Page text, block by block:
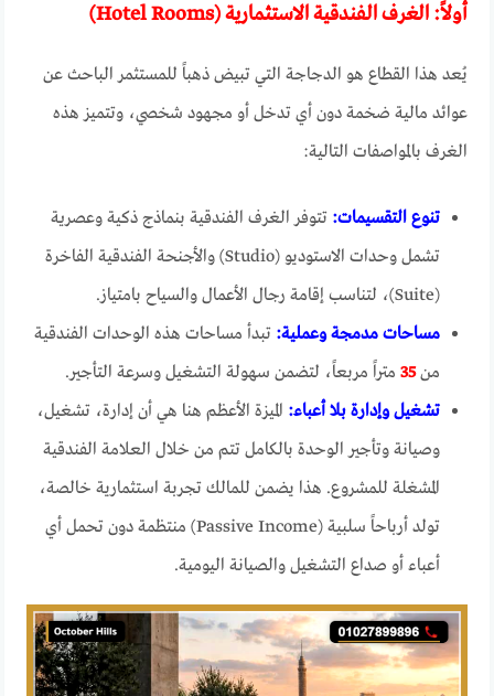
أولاً: الغرف الفندقية الاستثمارية (Hotel Rooms)
يُعد هذا القطاع هو الدجاجة التي تبيض ذهباً للمستثمر الباحث عن
عوائد مالية ضخمة دون أي تدخل أو مجهود شخصي، وتتميز هذه
الغرف بالمواصفات التالية:
تنوع التقسيمات: تتوفر الغرف الفندقية بنماذج ذكية وعصرية
تشمل وحدات الاستوديو (Studio) والأجنحة الفندقية الفاخرة
(Suite)، لتناسب إقامة رجال الأعمال والسياح بامتياز.
مساحات مدمجة وعملية: تبدأ مساحات هذه الوحدات الفندقية
من35 متراً مربعاً، لتضمن سهولة التشغيل وسرعة التأجير.
تشغيل وإدارة بلا أعباء: الميزة الأعظم هنا هي أن إدارة، تشغيل،
وصيانة وتأجير الوحدة بالكامل تتم من خلال العلامة الفندقية
المشغلة للمشروع. هذا يضمن للمالك تجربة استثمارية خالصة،
تولد أرباحاً سلبية (Passive Income) منتظمة دون تحمل أي
أعباء أو صداع التشغيل والصيانة اليومية.